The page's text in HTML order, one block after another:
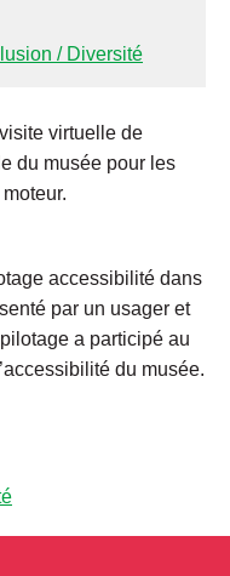
/ Diversité
virtuelle de
du musée pour les
accessibilité dans
par un usager et
a participé au
du musée.